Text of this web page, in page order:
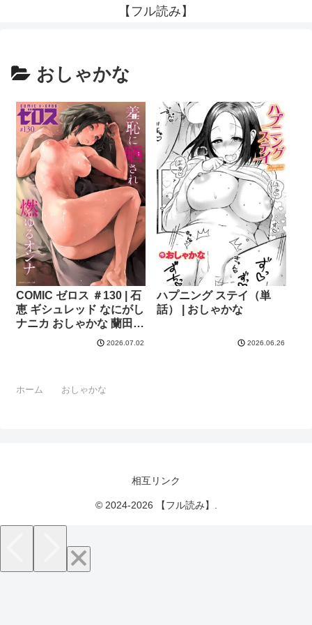
【フル読み】
おしゃかな
COMIC ゼロス ＃130 | 石
恵 ギシュレッド なにがし
ナニカ おしゃかな 蘭田夢
2026.07.02
ハプニング ステイ（単
話） | おしゃかな
2026.06.26
ホーム おしゃかな
相互リンク
© 2024-2026 【フル読み】.